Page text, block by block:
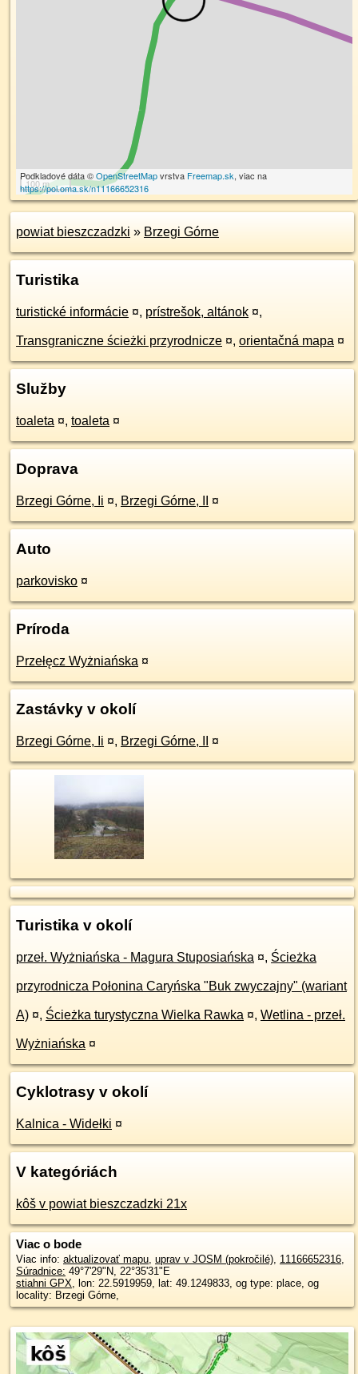
100 m
Podkladové dáta ©OpenStreetMapvrstva Freemap.sk, viac na
https://poi.oma.sk/n11166652316
powiat bieszczadzki » Brzegi Górne
Turistika
turistické informácie ¤, prístrešok, altánok ¤,
Transgraniczne ścieżki przyrodnicze ¤, orientačná mapa ¤
Služby
toaleta ¤, toaleta ¤
Doprava
Brzegi Górne, Ii ¤, Brzegi Górne, II ¤
Auto
parkovisko ¤
Príroda
Przełęcz Wyżniańska ¤
Zastávky v okolí
Brzegi Górne, Ii ¤, Brzegi Górne, II ¤
Turistika v okolí
przeł. Wyżniańska - Magura Stuposiańska ¤, Ścieżka
przyrodnicza Połonina Caryńska "Buk zwyczajny" (wariant
A) ¤, Ścieżka turystyczna Wielka Rawka ¤, Wetlina - przeł.
Wyżniańska ¤
Cyklotrasy v okolí
Kalnica - Widełki ¤
V kategóriách
kôš v powiat bieszczadzki 21x
Viac o bode
Viac info: aktualizovať mapu, uprav v JOSM (pokročilé), 11166652316,
Súradnice: 49°7'29"N, 22°35'31"E
stiahni GPX, lon: 22.5919959, lat: 49.1249833, og type: place, og
locality: Brzegi Górne,